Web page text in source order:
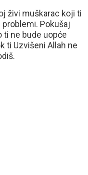
živi muškarac koji ti
Pokušaj
ti ne bude uopće
ti Uzvišeni Allah ne